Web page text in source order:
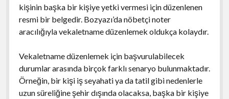
kişinin başka bir kişiye yetki vermesi için düzenlenen
resmi bir belgedir. Bozyazı’da nöbetçi noter
aracılığıyla vekaletname düzenlemek oldukça kolaydır.
Vekaletname düzenlemek için başvurulabilecek
durumlar arasında birçok farklı senaryo bulunmaktadır.
Örneğin, bir kişi iş seyahati ya da tatil gibi nedenlerle
uzun süreliğine şehir dışında olacaksa, başka bir kişiye